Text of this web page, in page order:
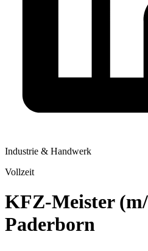
Industrie & Handwerk
Vollzeit
KFZ-Meister
Paderborn